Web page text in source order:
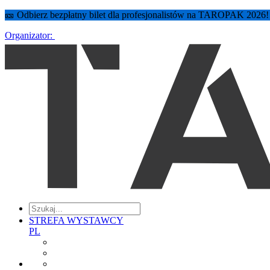
🎫 Odbierz bezpłatny bilet dla profesjonalistów na TAROPAK
Organizator:
STREFA WYSTAWCY
PL